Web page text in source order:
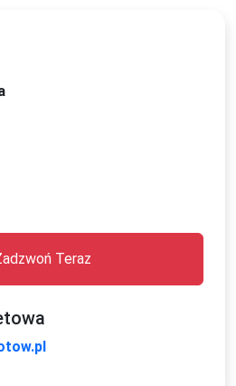
Teraz